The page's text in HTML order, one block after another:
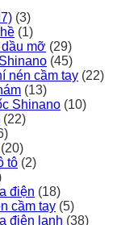
(3)
(1)
mỡ (29)
(45)
nén cầm tay (22)
(13)
Shinano (10)
(22)
(20)
tô (2)
điện (18)
cầm tay (5)
điện lạnh (38)